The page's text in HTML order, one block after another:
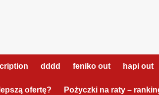
dddd feniko out hapi out
ofertę? Pożyczki na raty –